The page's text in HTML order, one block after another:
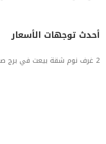
أحدث توجهات الأسعار
2 غرف نوم شقة بيعت في برج صحارى 6 و النهدة